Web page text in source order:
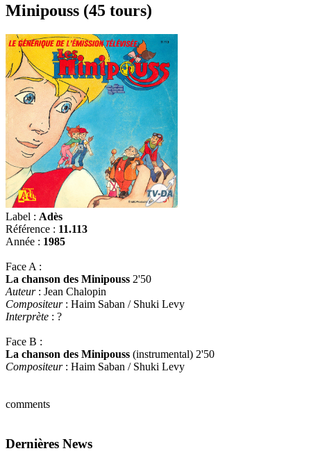
Minipouss (45 tours)
Label : Adès
Référence : 11.113
Année : 1985
Face A :
La chanson des Minipouss 2'50
Auteur: Jean Chalopin
Compositeur: Haim Saban / Shuki Levy
Interprète : ?
Face B :
La chanson des Minipouss (instrumental) 2'50
Compositeur: Haim Saban / Shuki Levy
comments
Dernières News